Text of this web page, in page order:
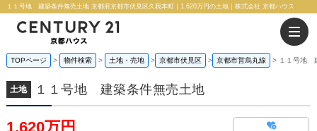
１１号地 建築条件無売土地 京都府京都市伏見区久我本町｜1,620万円の土地｜株式会社 京都ハウス
TOPページ 物件検索 土地・売地 京都市伏見区 京都市営烏丸線 １１号地
土地 １１号地 建築条件無売土地
1,620万円